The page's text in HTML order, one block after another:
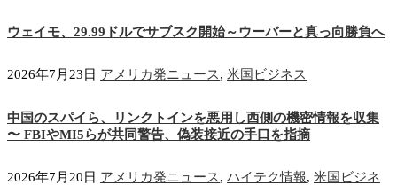
ウェイモ、29.99ドルでサブスク開始～ウーバーと真っ向勝負へ
2026年7月23日 アメリカ発ニュース, 米国ビジネス
中国のスパイら、リンクトインを悪用し西側の機密情報を収集
〜 FBIやMI5らが共同警告、偽装接近の手口を指摘
2026年7月20日 アメリカ発ニュース, ハイテク情報, 米国ビジネ